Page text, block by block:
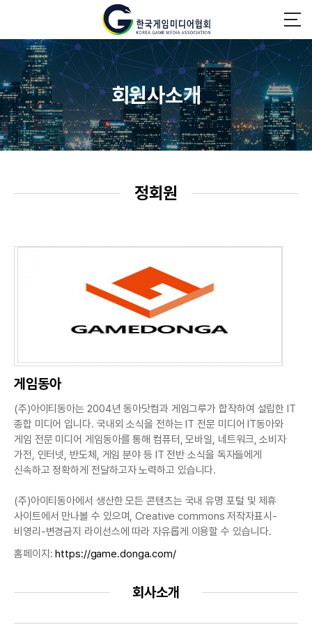
회원사소개
정회원
게임동아
(주)아이티동아는 2004년 동아닷컴과 게임그루가 합작하여 설립한 IT
종합 미디어 입니다. 국내외 소식을 전하는 IT 전문 미디어 IT동아와
게임 전문 미디어 게임동아를 통해 컴퓨터, 모바일, 네트워크, 소비자
가전, 인터넷, 반도체, 게임 분야 등 IT 전반 소식을 독자들에게
신속하고 정확하게 전달하고자 노력하고 있습니다.
(주)아이티동아에서 생산한 모든 콘텐츠는 국내 유명 포털 및 제휴
사이트에서 만나볼 수 있으며, Creative commons 저작자표시-
비영리-변경금지 라이선스에 따라 자유롭게 이용할 수 있습니다.
홈페이지:https://game.donga.com/
회사소개